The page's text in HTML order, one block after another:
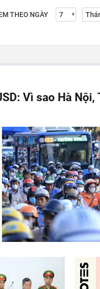
THEO NGÀY
Vì sao Hà Nội,